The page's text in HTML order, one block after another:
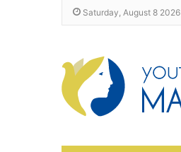
Saturday, August 8 2026